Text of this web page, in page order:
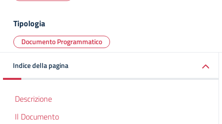
Tipologia
Documento Programmatico
Indice della pagina
Descrizione
Il Documento